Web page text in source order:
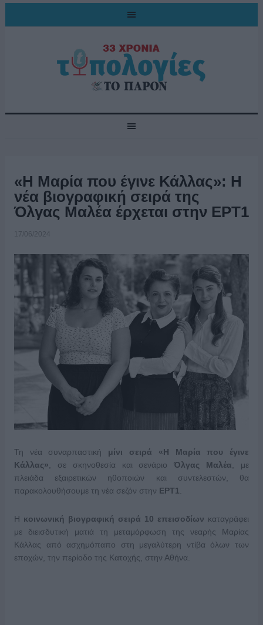
«Η Μαρία που έγινε Κάλλας»: Η
νέα βιογραφική σειρά της
Όλγας Μαλέα έρχεται στην ΕΡΤ1
17/06/2024
Τη νέα συναρπαστική μίνι σειρά
«Η Μαρία που έγινε
Κάλλας» , σε σκηνοθεσία και σενάριοΌλγας Μαλέα , με
πλειάδα εξαιρετικών ηθοποιών και συντελεστών, θα
παρακολουθήσουμε τη νέα σεζόν στην ΕΡΤ1
Η κοινωνική βιογραφική σειρά 10 επεισοδίων καταγράφει
με διεισδυτική ματιά τη μεταμόρφωση της νεαρής Μαρίας
Κάλλας από ασχημόπαπο στη μεγαλύτερη ντίβα όλων των
εποχών, την περίοδο της Κατοχής, στην Αθήνα.